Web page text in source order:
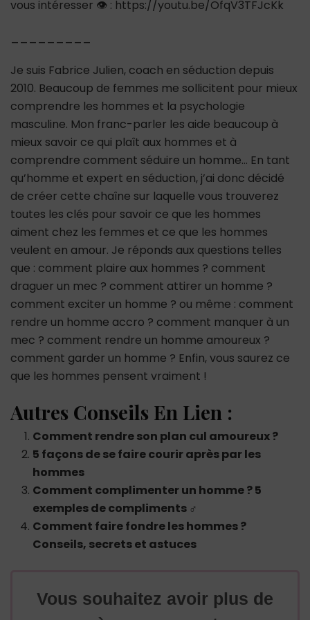
vous intéresser 👁 : https://youtu.be/OfqV3TFJcKk
Je suis Fabrice Julien, coach en séduction depuis
2010. Beaucoup de femmes me sollicitent pour mieux
comprendre les hommes et la psychologie
masculine. Mon franc-parler les aide beaucoup à
mieux savoir ce qui plaît aux hommes et à
comprendre comment séduire un homme… En tant
qu’homme et expert en séduction, j’ai donc décidé
de créer cette chaîne sur laquelle vous trouverez
toutes les clés pour savoir ce que les hommes
aiment chez les femmes et ce que les hommes
veulent en amour. Je réponds aux questions telles
que : comment plaire aux hommes ? comment
draguer un mec ? comment attirer un homme ?
comment exciter un homme ? ou même : comment
rendre un homme accro ? comment manquer à un
mec ? comment rendre un homme amoureux ?
comment garder un homme ? Enfin, vous saurez ce
que les hommes pensent vraiment !
Autres Conseils En Lien :
Comment rendre son plan cul amoureux ?
5 façons de se faire courir après par les
hommes
Comment complimenter un homme ? 5
exemples de compliments ♂
Comment faire fondre les hommes ?
Conseils, secrets et astuces
Vous souhaitez avoir plus de